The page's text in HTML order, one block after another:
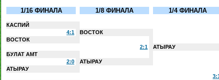
1/16 ФИНАЛА 1/8 ФИНАЛА 1/4 ФИНАЛА
КАСПИЙ
4:1
ВОСТОК
ВОСТОК
2:1
АТЫРАУ
БУЛАТ АМТ
2:0
АТЫРАУ
АТЫРАУ